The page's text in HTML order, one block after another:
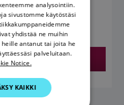
DANISH
ITALIAN
SWEDISH
DUTCH
analysointiin.
sivustomme käytöstäsi
yhdistää ne muihin
antanut tai joita he
palveluitaan.
Notice.
KAIKKI